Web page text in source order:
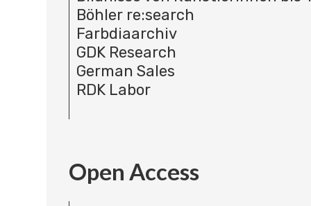
Böhler re:search
Farbdiaarchiv
GDK Research
German Sales
RDK Labor
Open Access